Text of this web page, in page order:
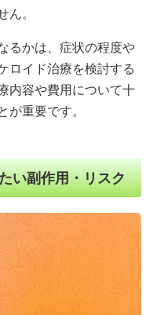
ん。
るかは、症状の程度や
ロイド治療を検討する
内容や費用について十
が重要です。
い副作用・リスク